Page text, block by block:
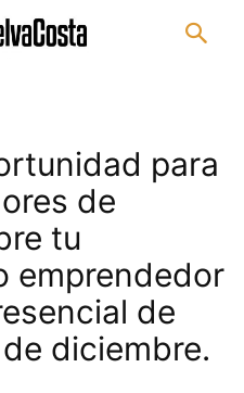
para
de
tu
emprendedor
de
diciembre.